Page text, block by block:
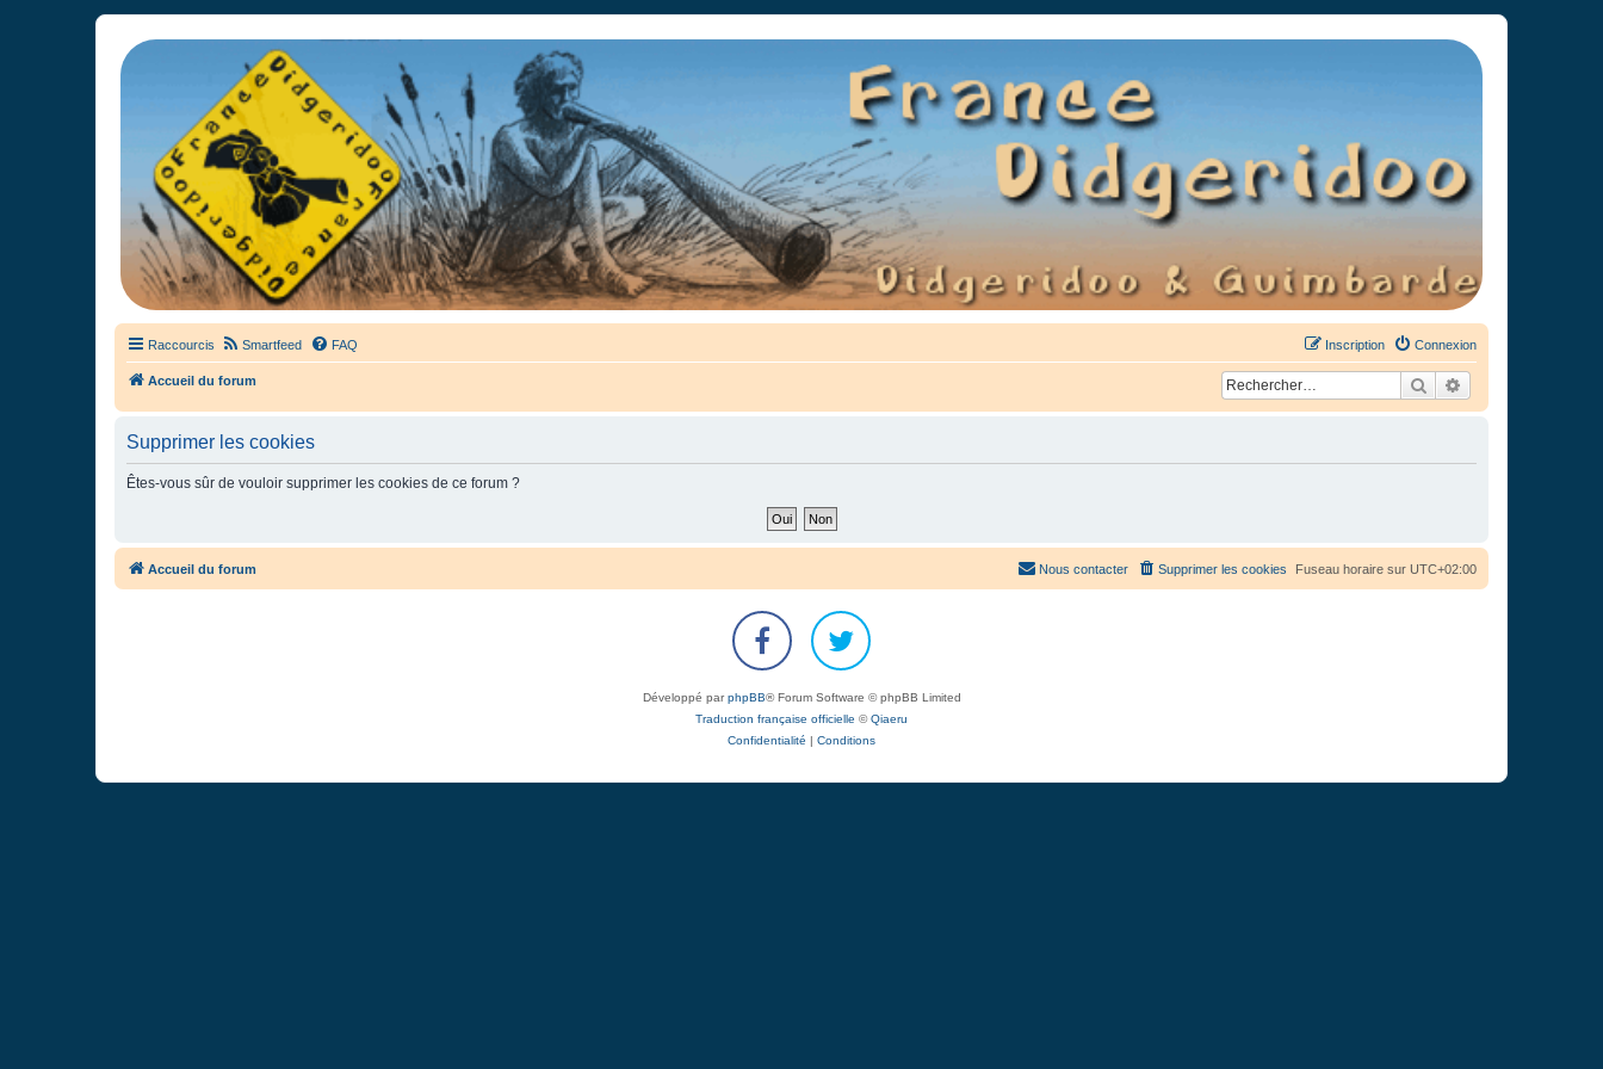
France Didgeridoo
Didgeridoo et Guimbarde sur France Didgeridoo - retrouvez la communauté.
Raccourcis Smartfeed FAQ Connexion
Inscription
Accueil du forum Rechercher
Supprimer les cookies
Êtes-vous sûr de vouloir supprimer les cookies de ce forum ?
Accueil du forum Fuseau horaire sur UTC+02:00
Supprimer les cookies
Nous contacter
Développé parphpBB® Forum Software © phpBB Limited
Traduction française officielle ©Qiaeru
Confidentialité | Conditions